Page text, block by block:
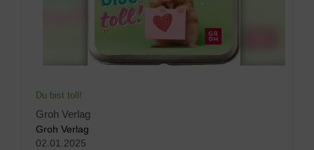
Du bist toll!
Groh Verlag
Groh Verlag
02.01.2025